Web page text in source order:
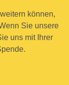
können,
Sie unsere
uns mit Ihrer